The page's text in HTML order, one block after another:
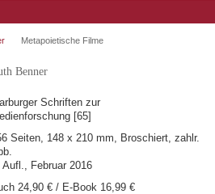
Metapoietische Filme
Benner
Schriften zur
[65]
Seiten, 148 x 210 mm, Broschiert, zahlr.
Aufl., Februar 2016
24,90 € / E-Book 16,99 €